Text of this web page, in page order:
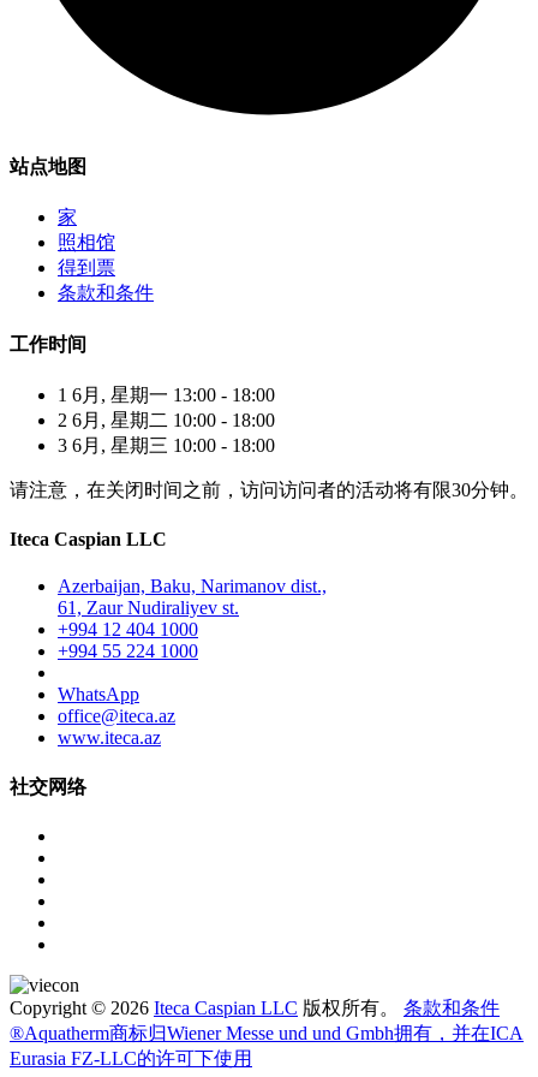
站点地图
家
照相馆
得到票
条款和条件
工作时间
1 6月, 星期一 13:00 - 18:00
2 6月, 星期二 10:00 - 18:00
3 6月, 星期三 10:00 - 18:00
请注意，在关闭时间之前，访问访问者的活动将有限30分钟。
Iteca Caspian LLC
Azerbaijan, Baku, Narimanov dist.,
61, Zaur Nudiraliyev st.
+994 12 404 1000
+994 55 224 1000
WhatsApp
office@iteca.az
www.iteca.az
社交网络
Copyright © 2026 Iteca Caspian LLC 版权所有。
条款和条件
®Aquatherm商标归Wiener Messe und und Gmbh拥有，并在ICA
Eurasia FZ-LLC的许可下使用